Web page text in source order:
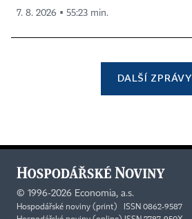
7. 8. 2026 ▪ 55:23 min.
DALŠÍ ZPRÁVY
© 1996-2026 Economia, a.s.
Hospodářské noviny (print) ISSN 0862-9587